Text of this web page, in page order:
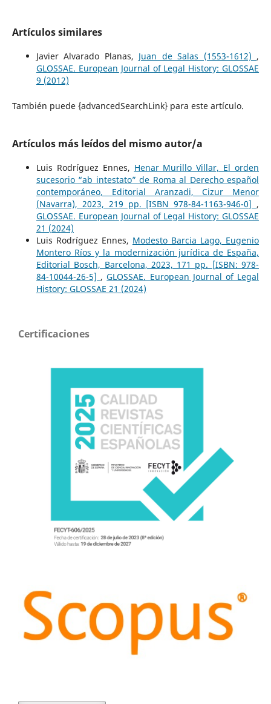
Artículos similares
Javier Alvarado Planas, Juan de Salas (1553-1612) ,
GLOSSAE. European Journal of Legal History: GLOSSAE
9 (2012)
También puede {advancedSearchLink} para este artículo.
Artículos más leídos del mismo autor/a
Luis Rodríguez Ennes, Henar Murillo Villar, El orden
sucesorio “ab intestato” de Roma al Derecho español
contemporáneo, Editorial Aranzadi, Cizur Menor
(Navarra), 2023, 219 pp. [ISBN 978-84-1163-946-0] ,
GLOSSAE. European Journal of Legal History: GLOSSAE
21 (2024)
Luis Rodríguez Ennes, Modesto Barcia Lago, Eugenio
Montero Ríos y la modernización jurídica de España,
Editorial Bosch, Barcelona, 2023, 171 pp. [ISBN: 978-
84-10044-26-5] ,GLOSSAE. European Journal of Legal
History: GLOSSAE 21 (2024)
Certificaciones